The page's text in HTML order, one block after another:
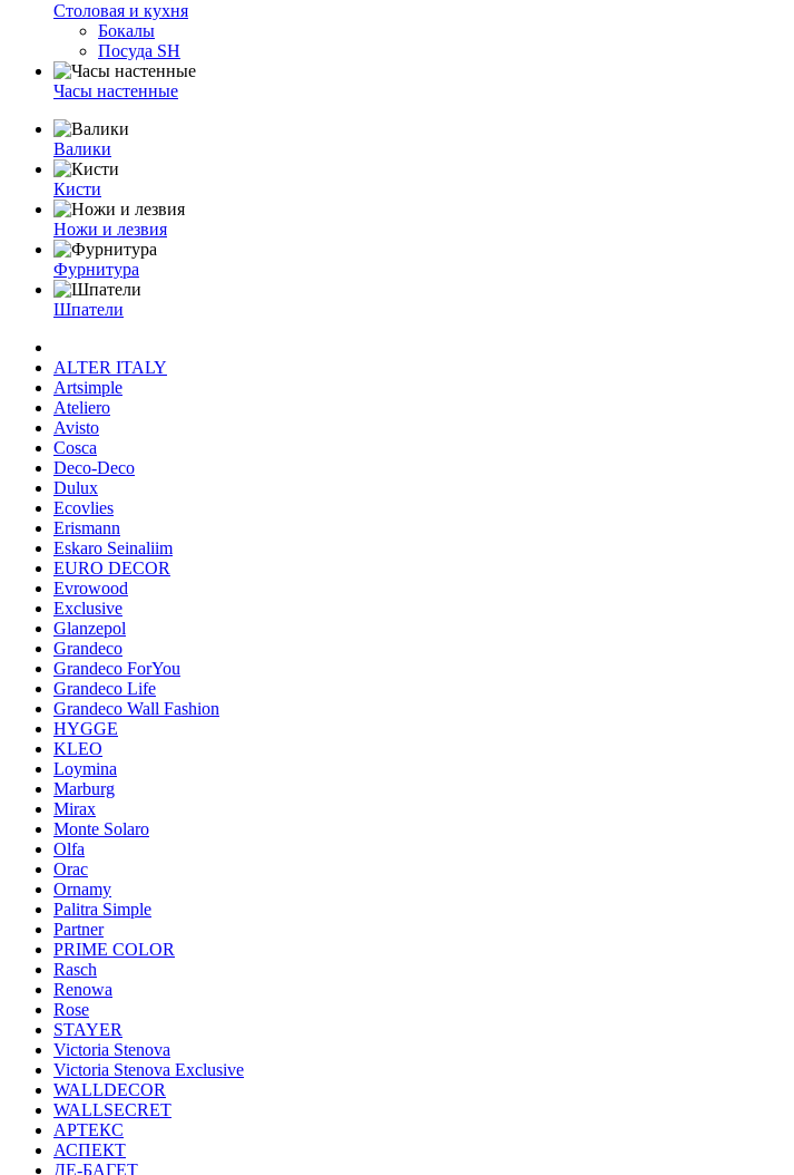
Столовая и кухня
Бокалы
Посуда SH
Часы настенные
Валики
Кисти
Ножи и лезвия
Фурнитура
Шпатели
ALTER ITALY
Artsimple
Ateliero
Avisto
Cosca
Deco-Deco
Dulux
Ecovlies
Erismann
Eskaro Seinaliim
EURO DECOR
Evrowood
Exclusive
Glanzepol
Grandeco
Grandeco ForYou
Grandeco Life
Grandeco Wall Fashion
HYGGE
KLEO
Loymina
Marburg
Mirax
Monte Solaro
Olfa
Orac
Ornamy
Palitra Simple
Partner
PRIME COLOR
Rasch
Renowa
Rose
STAYER
Victoria Stenova
Victoria Stenova Exclusive
WALLDECOR
WALLSECRET
АРТЕКС
АСПЕКТ
ДЕ-БАГЕТ